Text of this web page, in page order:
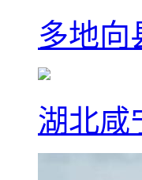
多地向
湖北咸